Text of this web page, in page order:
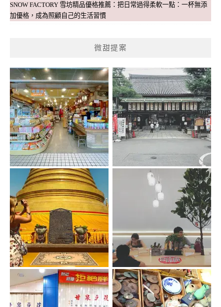
SNOW FACTORY 雪坊精品優格推薦：把日常過得柔軟一點：一杯無添
加優格，成為照顧自己的生活習慣
微甜提案